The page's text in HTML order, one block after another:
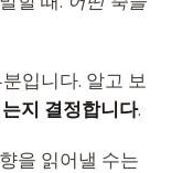
입니다. 알고 보
지 결정합니다.
을 읽어낼 수는